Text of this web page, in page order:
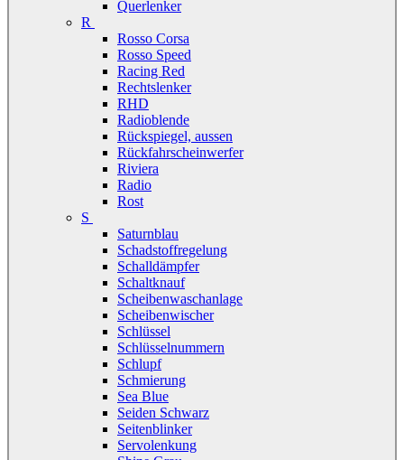
Querlenker
R
Rosso Corsa
Rosso Speed
Racing Red
Rechtslenker
RHD
Radioblende
Rückspiegel, aussen
Rückfahrscheinwerfer
Riviera
Radio
Rost
S
Saturnblau
Schadstoffregelung
Schalldämpfer
Schaltknauf
Scheibenwaschanlage
Scheibenwischer
Schlüssel
Schlüsselnummern
Schlupf
Schmierung
Sea Blue
Seiden Schwarz
Seitenblinker
Servolenkung